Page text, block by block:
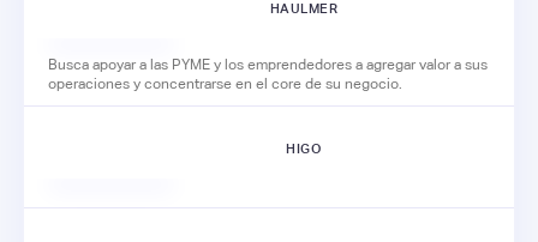
HAULMER
Busca apoyar a las PYME y los emprendedores a agregar valor a sus
operaciones y concentrarse en el core de su negocio.
HIGO